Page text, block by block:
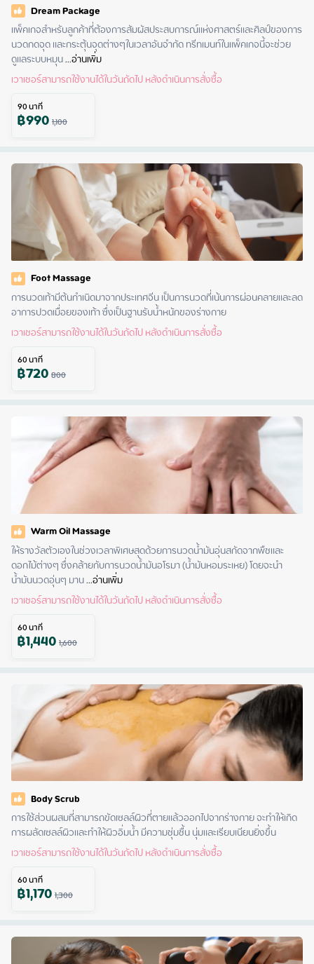
Dream Package
แพ็คเกจสำหรับลูกค้าที่ต้องการสัมผัสประสบการณ์แห่งศาสตร์และศิลป์ของการ
นวดกดจุด และกระตุ้นจุดต่างๆในเวลาอันจำกัด ทรีทเมนท์ในแพ็คเกจนี้จะช่วย
ดูแลระบบหมุน ...อ่านเพิ่ม
เวาเชอร์สามารถใช้งานได้ในวันถัดไป หลังดำเนินการสั่งซื้อ
90นาที
฿9901,100
Foot Massage
การนวดเท้ามีต้นกำเนิดมาจากประเทศจีน เป็นการนวดที่เน้นการผ่อนคลายและลด
อาการปวดเมื่อยของเท้า ซึ่งเป็นฐานรับน้ำหนักของร่างกาย
เวาเชอร์สามารถใช้งานได้ในวันถัดไป หลังดำเนินการสั่งซื้อ
60นาที
฿720800
Warm Oil Massage
ให้รางวัลตัวเองในช่วงเวลาพิเศษสุดด้วยการนวดน้ำมันอุ่นสกัดจากพืชและ
ดอกไม้ต่างๆ ซึ่งคล้ายกับการนวดน้ำมันอโรมา (น้ำมันหอมระเหย) โดยจะนำ
น้ำมันนวดอุ่นๆ มาน ...อ่านเพิ่ม
เวาเชอร์สามารถใช้งานได้ในวันถัดไป หลังดำเนินการสั่งซื้อ
60นาที
฿1,4401,600
Body Scrub
การใช้ส่วนผสมที่สามารถขัดเซลล์ผิวที่ตายแล้วออกไปจากร่างกาย จะทำให้เกิด
การผลัดเซลล์ผิวและทำให้ผิวอิ่มน้ำ มีความชุ่มชื้น นุ่มและเรียบเนียนยิ่งขึ้น
เวาเชอร์สามารถใช้งานได้ในวันถัดไป หลังดำเนินการสั่งซื้อ
60นาที
฿1,1701,300